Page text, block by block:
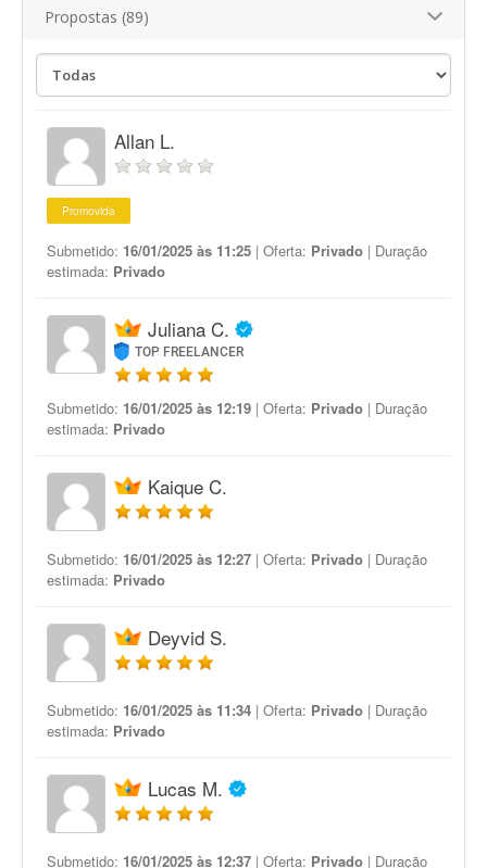
Propostas (89)
Allan L.
Promovida
Submetido: 16/01/2025 às 11:25 | Oferta: Privado | Duração
estimada: Privado
Juliana C.
TOP FREELANCER
Submetido: 16/01/2025 às 12:19 | Oferta: Privado | Duração
estimada: Privado
Kaique C.
Submetido: 16/01/2025 às 12:27 | Oferta: Privado | Duração
estimada: Privado
Deyvid S.
Submetido: 16/01/2025 às 11:34 | Oferta: Privado | Duração
estimada: Privado
Lucas M.
Submetido: 16/01/2025 às 12:37 | Oferta: Privado | Duração